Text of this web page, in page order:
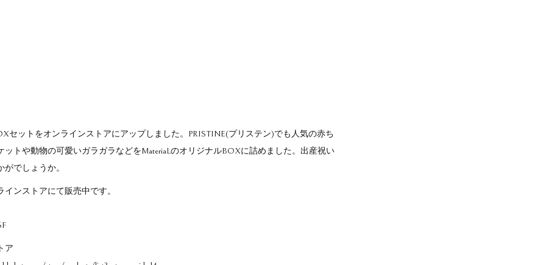
セットをオンラインストアにアップしました。PRISTINE(プリステン)でも人気の赤ち
ットや動物の可愛いガラガラなどをMateriaLのオリジナルBOXに詰めました。出産祝い
でしょうか。
ンストアにて販売中です。
ア